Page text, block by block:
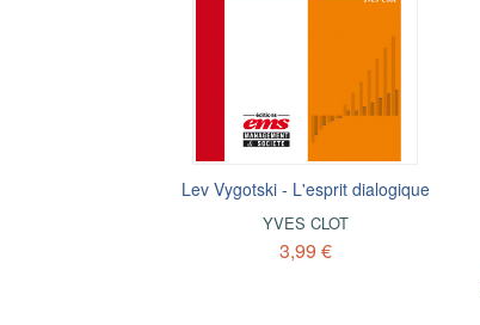
Lev Vygotski - L'esprit dialogique
YVES CLOT
3,99 €